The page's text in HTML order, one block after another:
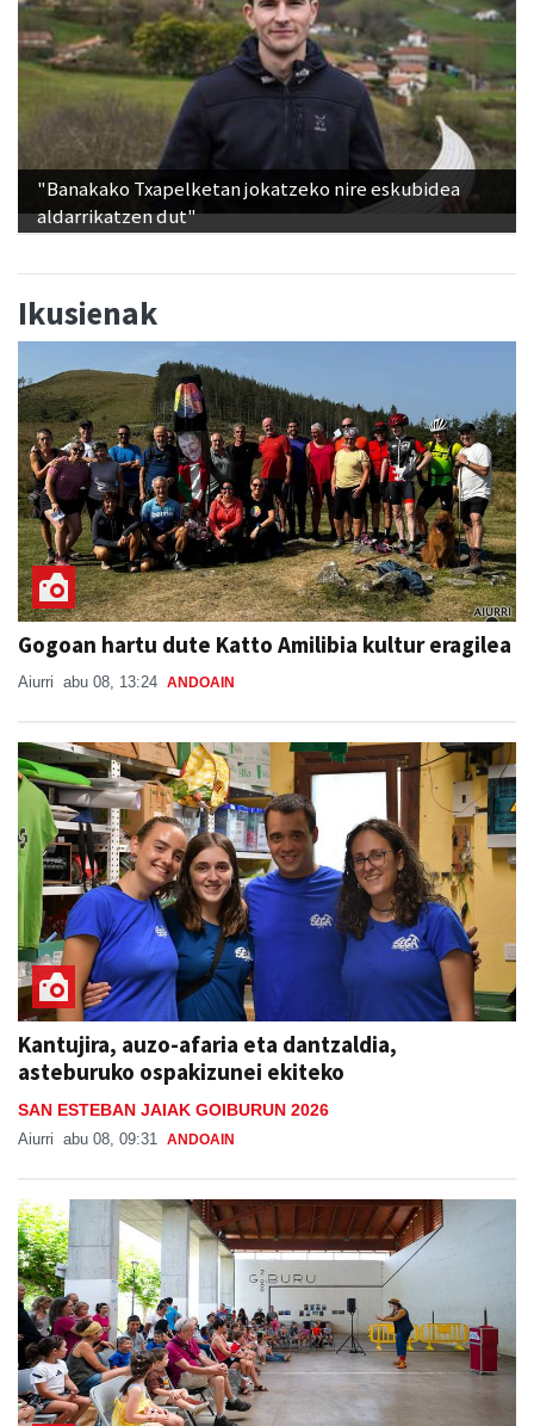
"Banakako Txapelketan jokatzeko nire eskubidea
aldarrikatzen dut"
Ikusienak
Gogoan hartu dute Katto Amilibia kultur eragilea
Aiurri abu 08, 13:24 ANDOAIN
Kantujira, auzo-afaria eta dantzaldia,
asteburuko ospakizunei ekiteko
SAN ESTEBAN JAIAK GOIBURUN 2026
Aiurri abu 08, 09:31 ANDOAIN